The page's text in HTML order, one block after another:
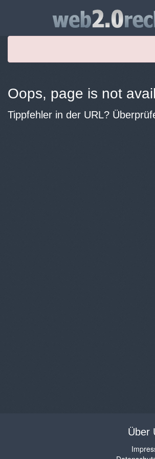
Oops, page is not
Tippfehler in der URL?
Über